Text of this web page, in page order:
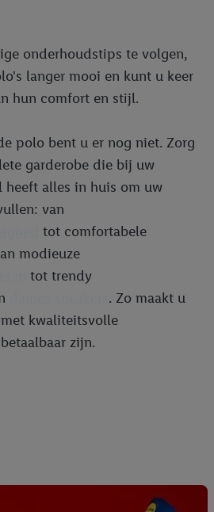
onderhoudstips te volgen,
langer mooi en kunt u keer
hun comfort en stijl.
polo bent u er nog niet. Zorg
garderobe die bij uw
heeft alles in huis om uw
van
tot comfortabele
modieuze
tot trendy
. Zo maakt u
kwaliteitsvolle
zijn.